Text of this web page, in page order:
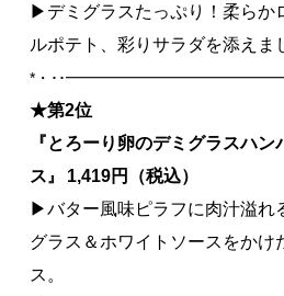
▶デミグラスたっぷり！柔らか
ルポテト、彩りサラダを添えま
*・･･
★第2位
『とろーり卵のデミグラスハン
ス 』 1,419円（税込）
▶バター風味ピラフに肉汁溢れ
グラス＆ホワイトソースをかけ
ス。